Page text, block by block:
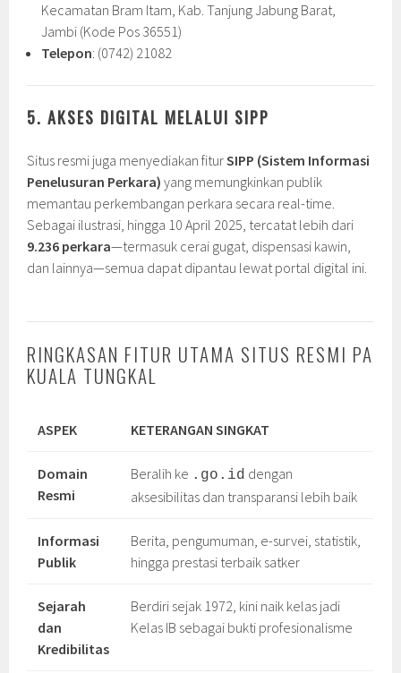
Kecamatan Bram Itam, Kab. Tanjung Jabung Barat,
Jambi (Kode Pos 36551)
Telepon: (0742) 21082
5. AKSES DIGITAL MELALUI SIPP
Situs resmi juga menyediakan fiturSIPP (Sistem Informasi
Penelusuran Perkara) yang memungkinkan publik
memantau perkembangan perkara secara real-time.
Sebagai ilustrasi, hingga 10 April 2025, tercatat lebih dari
9.236 perkara—termasuk cerai gugat, dispensasi kawin,
dan lainnya—semua dapat dipantau lewat portal digital ini.
RINGKASAN FITUR UTAMA SITUS RESMI PA
KUALA TUNGKAL
ASPEK KETERANGAN SINGKAT
Domain
Resmi
Beralih ke .go.id dengan
aksesibilitas dan transparansi lebih baik
Informasi
Publik
Berita, pengumuman, e-survei, statistik,
hingga prestasi terbaik satker
Sejarah
dan
Kredibilitas
Berdiri sejak 1972, kini naik kelas jadi
Kelas IB sebagai bukti profesionalisme